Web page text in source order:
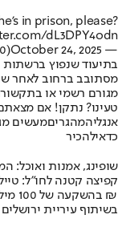
in prison, please?
dL3DPY4odn
— David Atherton (@DaveAtherton20)
October 24, 2025
בתיעוד שנפוץ
מסתובב ברחוב לאחר
מגורם רשמי או
טעינו? נתקן! אם
אנגליהמהגריםמעשים
כדאילהכיר
שופינג, אמנות
קפיצה קטנה לחו"ל:
בהשקעה של 100 מיליון ₪
בשיתוף עיריית ירושלים